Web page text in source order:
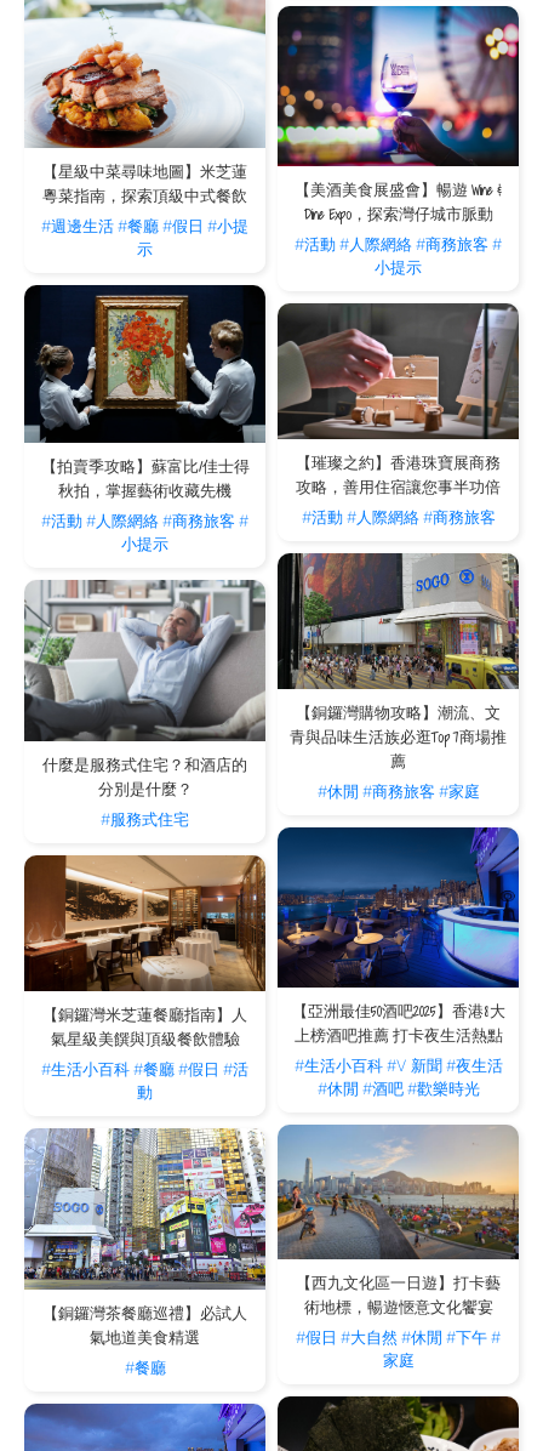
【星級中菜尋味地圖】米芝蓮
粵菜指南，探索頂級中式餐飲
#週邊生活#餐廳#假日 #小提
示
【美酒美食展盛會】暢遊 Wine &
Dine Expo，探索灣仔城市脈動
#活動#人際網絡#商務旅客 #
小提示
【拍賣季攻略】蘇富比/佳士得
秋拍，掌握藝術收藏先機
#活動#人際網絡#商務旅客 #
小提示
【璀璨之約】香港珠寶展商務
攻略，善用住宿讓您事半功倍
#活動 #人際網絡 #商務旅客
【銅鑼灣購物攻略】潮流、文
青與品味生活族必逛Top 7商場推
薦
#休閒 #商務旅客 #家庭
什麼是服務式住宅？和酒店的
分別是什麼？
#服務式住宅
【亞洲最佳50酒吧2025】香港8大
上榜酒吧推薦 打卡夜生活熱點
#生活小百科 #V 新聞 #夜生活
#休閒 #酒吧 #歡樂時光
【銅鑼灣米芝蓮餐廳指南】人
氣星級美饌與頂級餐飲體驗
#生活小百科#餐廳#假日 #活
動
【西九文化區一日遊】打卡藝
術地標，暢遊愜意文化饗宴
#假日 #大自然#休閒 #下午#
家庭
【銅鑼灣茶餐廳巡禮】必試人
氣地道美食精選
#餐廳